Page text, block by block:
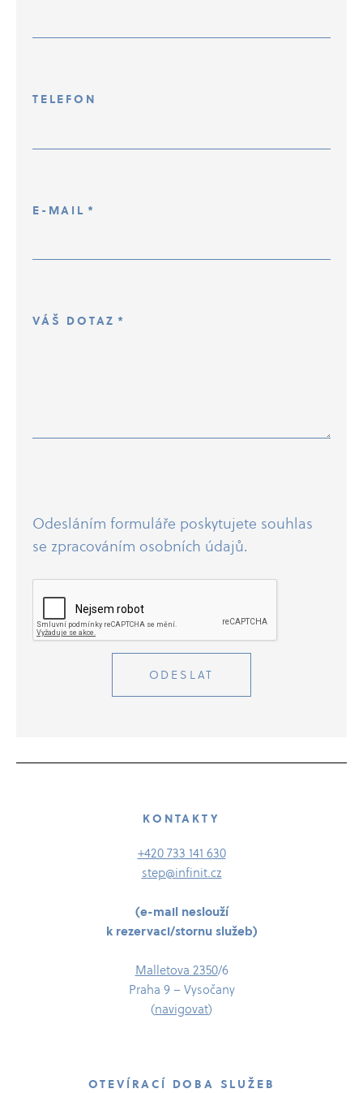
TELEFON
E-MAIL *
VÁŠ DOTAZ *
Odesláním formuláře poskytujete souhlas
se zpracováním osobních údajů.
ODESLAT
KONTAKTY
+420 733 141 630
step@infinit.cz
(e-​​​mail neslouží
k rezervaci/​​​stornu služeb)
Malletova 2350/​6
Praha 9 – Vysočany
(navigovat)
OTEVÍRACÍ DOBA SLUŽEB